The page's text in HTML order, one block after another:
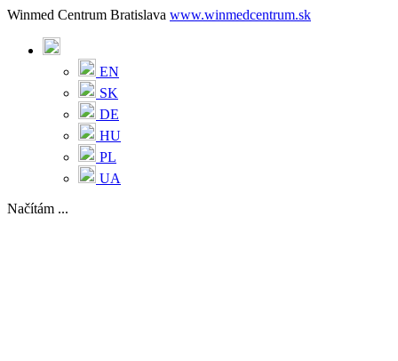
Winmed Centrum Bratislava www.winmedcentrum.sk
EN
SK
DE
HU
PL
UA
Načítám ...